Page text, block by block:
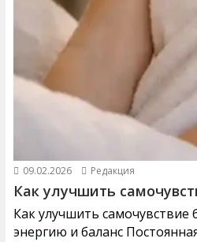
09.02.2026 Редакция
Как улучшить
Как улучшить самочувствие
энергию и баланс